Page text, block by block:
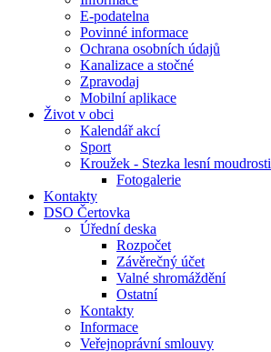
E-podatelna
Povinné informace
Ochrana osobních údajů
Kanalizace a stočné
Zpravodaj
Mobilní aplikace
Život v obci
Kalendář akcí
Sport
Kroužek - Stezka lesní moudrosti
Fotogalerie
Kontakty
DSO Čertovka
Úřední deska
Rozpočet
Závěrečný účet
Valné shromáždění
Ostatní
Kontakty
Informace
Veřejnoprávní smlouvy